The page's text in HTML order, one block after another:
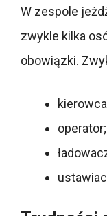
W zespole
zwykle kilka
obowiązki.
operator;